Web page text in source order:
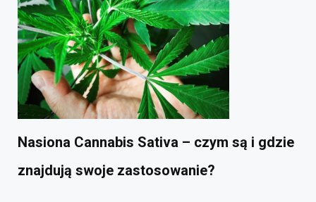
Nasiona Cannabis Sativa – czym są i gdzie
znajdują swoje zastosowanie?